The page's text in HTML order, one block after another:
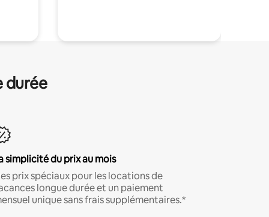
durée
simplicité du prix au mois
prix spéciaux pour les locations de
longue durée et un paiement
unique sans frais supplémentaires.*